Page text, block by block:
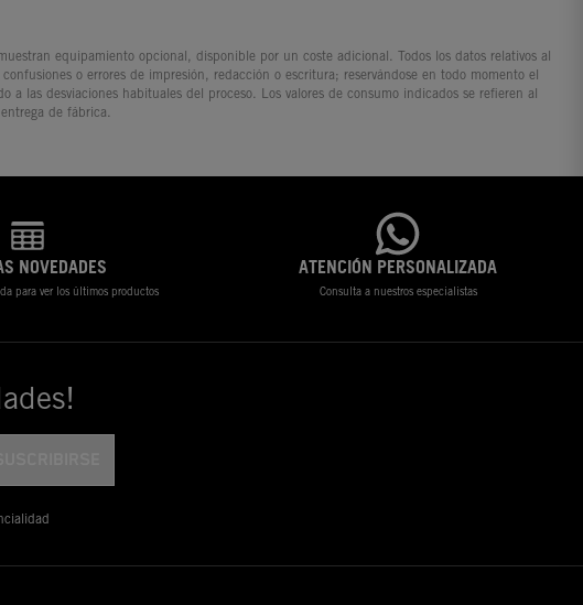
equipamiento opcional, disponible por un coste adicional. Todos los datos relativos al
o errores de impresión, redacción o escritura; reservándose en todo momento el
las desviaciones habituales del proceso. Los valores de consumo indicados se refieren al
de fábrica.
NOVEDADES
para ver los últimos productos
ATENCIÓN PERSONALIZADA
Consulta a nuestros especialistas